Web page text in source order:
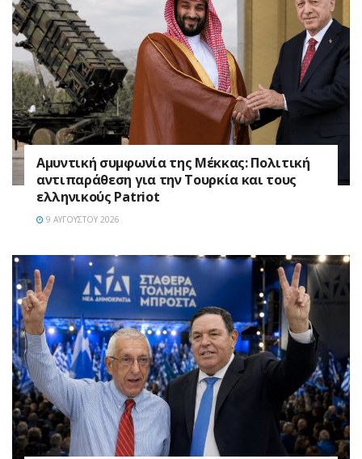
Αμυντική συμφωνία της Μέκκας: Πολιτική
αντιπαράθεση για την Τουρκία και τους
ελληνικούς Patriot
9 ΑΥΓΟΎΣΤΟΥ 2026